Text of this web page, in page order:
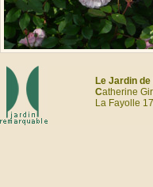
Le Jardin
Catherine
La Fayolle